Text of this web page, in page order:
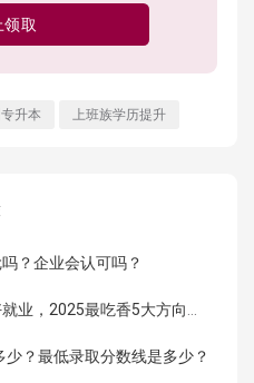
领取
升本 上班族学历提升
？企业会认可吗？
成人高考专科学什么专业好就业，2025最吃香5大方向曝光！
？最低录取分数线是多少？